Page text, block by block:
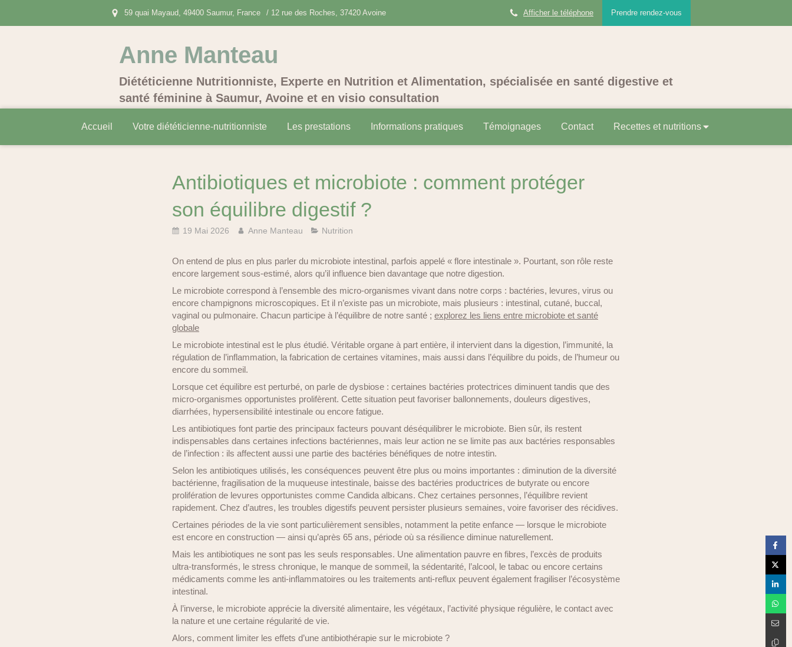
59 quai Mayaud, 49400 Saumur, France / 12 rue des Roches, 37420 Avoine Prendre rendez-vous
Afficher le téléphone
Anne Manteau
Diététicienne Nutritionniste, Experte en Nutrition et Alimentation, spécialisée en santé digestive et
santé féminine à Saumur, Avoine et en visio consultation
Accueil Votre diététicienne-nutritionniste Les prestations Informations pratiques Témoignages Contact Recettes et nutritions
Antibiotiques et microbiote : comment protéger
son équilibre digestif ?
19 Mai 2026 Anne Manteau Nutrition
On entend de plus en plus parler du microbiote intestinal, parfois appelé « flore intestinale ». Pourtant, son rôle reste
encore largement sous-estimé, alors qu’il influence bien davantage que notre digestion.
Le microbiote correspond à l’ensemble des micro-organismes vivant dans notre corps : bactéries, levures, virus ou
encore champignons microscopiques. Et il n’existe pas un microbiote, mais plusieurs : intestinal, cutané, buccal,
vaginal ou pulmonaire. Chacun participe à l’équilibre de notre santé ; explorez les liens entre microbiote et santé
globale
Le microbiote intestinal est le plus étudié. Véritable organe à part entière, il intervient dans la digestion, l’immunité, la
régulation de l’inflammation, la fabrication de certaines vitamines, mais aussi dans l’équilibre du poids, de l’humeur ou
encore du sommeil.
Lorsque cet équilibre est perturbé, on parle de dysbiose : certaines bactéries protectrices diminuent tandis que des
micro-organismes opportunistes prolifèrent. Cette situation peut favoriser ballonnements, douleurs digestives,
diarrhées, hypersensibilité intestinale ou encore fatigue.
Les antibiotiques font partie des principaux facteurs pouvant déséquilibrer le microbiote. Bien sûr, ils restent
indispensables dans certaines infections bactériennes, mais leur action ne se limite pas aux bactéries responsables
de l’infection : ils affectent aussi une partie des bactéries bénéfiques de notre intestin.
Selon les antibiotiques utilisés, les conséquences peuvent être plus ou moins importantes : diminution de la diversité
bactérienne, fragilisation de la muqueuse intestinale, baisse des bactéries productrices de butyrate ou encore
prolifération de levures opportunistes comme Candida albicans. Chez certaines personnes, l’équilibre revient
rapidement. Chez d’autres, les troubles digestifs peuvent persister plusieurs semaines, voire favoriser des récidives.
Certaines périodes de la vie sont particulièrement sensibles, notamment la petite enfance — lorsque le microbiote
est encore en construction — ainsi qu’après 65 ans, période où sa résilience diminue naturellement.
Mais les antibiotiques ne sont pas les seuls responsables. Une alimentation pauvre en fibres, l’excès de produits
ultra-transformés, le stress chronique, le manque de sommeil, la sédentarité, l’alcool, le tabac ou encore certains
médicaments comme les anti-inflammatoires ou les traitements anti-reflux peuvent également fragiliser l’écosystème
intestinal.
À l’inverse, le microbiote apprécie la diversité alimentaire, les végétaux, l’activité physique régulière, le contact avec
la nature et une certaine régularité de vie.
Alors, comment limiter les effets d’une antibiothérapie sur le microbiote ?